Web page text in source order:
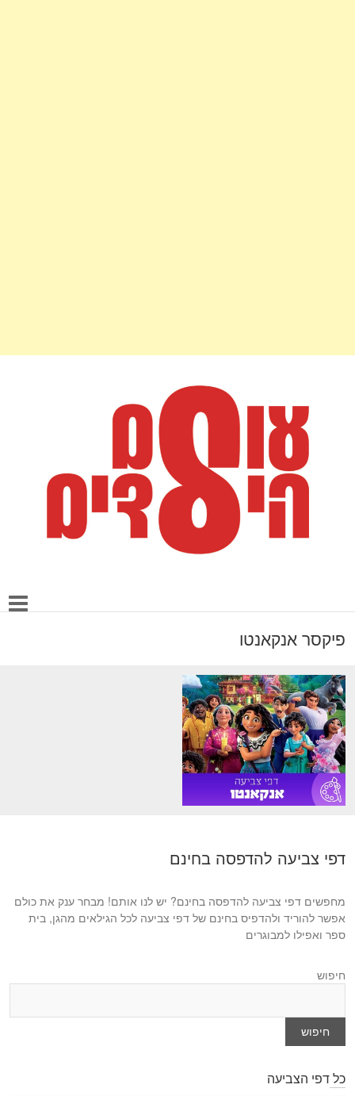
פיקסר אנקאנטו
דפי צביעה להדפסה בחינם
מחפשים דפי צביעה להדפסה בחינם? יש לנו אותם! מבחר ענק את כולם
אפשר להוריד ולהדפיס בחינם של דפי צביעה לכל הגילאים מהגן, בית
ספר ואפילו למבוגרים
חיפוש
חיפוש
כל דפי הצביעה